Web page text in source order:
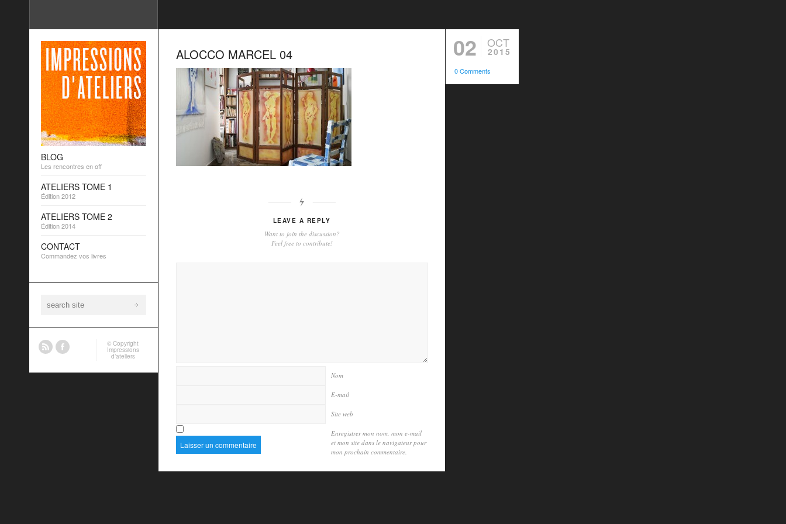
ALOCCO MARCEL 04 02 OCT
2015
0 Comments
LEAVE A REPLY
Want to join the discussion?
Feel free to contribute!
Nom
E-mail
Site web
Enregistrer mon nom, mon e-mail
et mon site dans le navigateur pour
mon prochain commentaire.
BLOG
Les rencontres en off
ATELIERS TOME 1
Édition 2012
ATELIERS TOME 2
Édition 2014
CONTACT
Commandez vos livres
© Copyright
Impressions
d’ateliers